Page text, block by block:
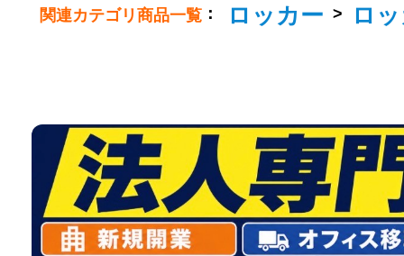
関連カテゴリ商品一覧 ： ロッカー > ロ